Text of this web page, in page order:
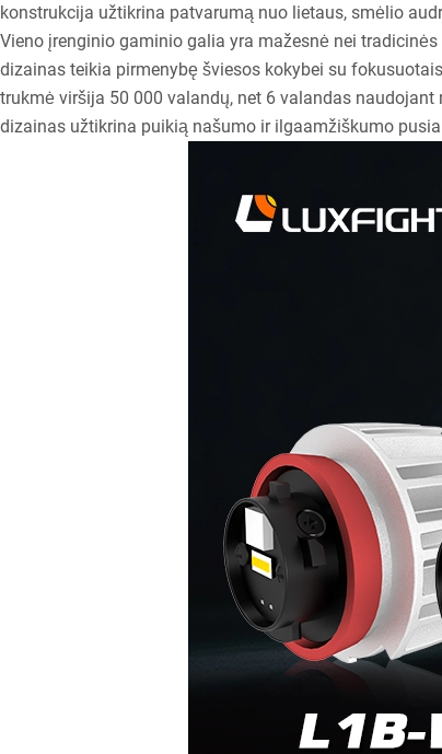
konstrukcija užtikrina patvarumą nuo lietaus, smėlio
Vieno įrenginio gaminio galia yra mažesnė nei
dizainas teikia pirmenybę šviesos kokybei su
trukmė viršija 50 000 valandų, net 6 valandas
dizainas užtikrina puikią našumo ir ilgaamžiškumo